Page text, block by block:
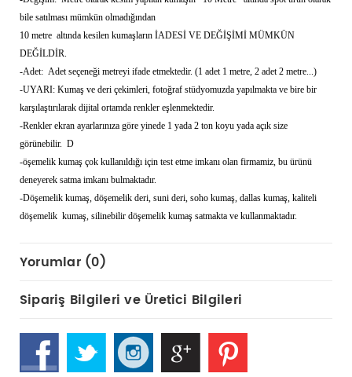
bile satılması mümkün olmadığından
10 metre altında kesilen kumaşların İADESİ VE DEĞİŞİMİ MÜMKÜN
DEĞİLDİR.
-Adet: Adet seçeneği metreyi ifade etmektedir. (1 adet 1 metre, 2 adet 2 metre...)
-UYARI: Kumaş ve deri çekimleri, fotoğraf stüdyomuzda yapılmakta ve bire bir
karşılaştırılarak dijital ortamda renkler eşlenmektedir.
-Renkler ekran ayarlarınıza göre yinede 1 yada 2 ton koyu yada açık size
görünebilir. D
-öşemelik kumaş çok kullanıldığı için test etme imkanı olan firmamiz, bu ürünü
deneyerek satma imkanı bulmaktadır.
-Döşemelik kumaş, döşemelik deri, suni deri, soho kumaş, dallas kumaş, kaliteli
döşemelik kumaş, silinebilir döşemelik kumaş satmakta ve kullanmaktadır.
Yorumlar (0)
Sipariş Bilgileri ve Üretici Bilgileri